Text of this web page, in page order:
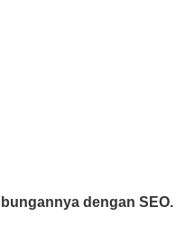
dengan SEO.